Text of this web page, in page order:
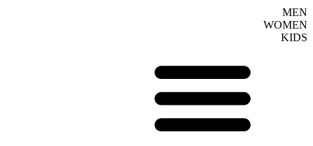
MEN
WOMEN
KIDS